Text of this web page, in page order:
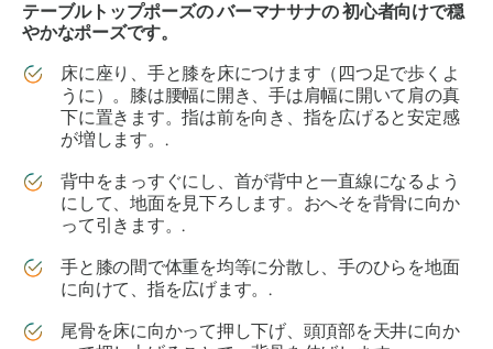
テーブルトップポーズのバーマナサナの初心者向けで穏
やかなポーズです。
床に座り、手と膝を床につけます（四つ足で歩くよ
うに）。膝は腰幅に開き、手は肩幅に開いて肩の真
下に置きます。指は前を向き、指を広げると安定感
が増します。.
背中をまっすぐにし、首が背中と一直線になるよう
にして、地面を見下ろします。おへそを背骨に向か
って引きます。.
手と膝の間で体重を均等に分散し、手のひらを地面
に向けて、指を広げます。.
尾骨を床に向かって押し下げ、頭頂部を天井に向か